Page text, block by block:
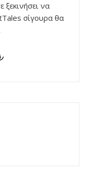
ξεκινήσει να
σίγουρα θα